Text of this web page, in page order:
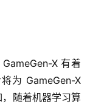
X 有着
为 GameGen-X
随着机器学习算